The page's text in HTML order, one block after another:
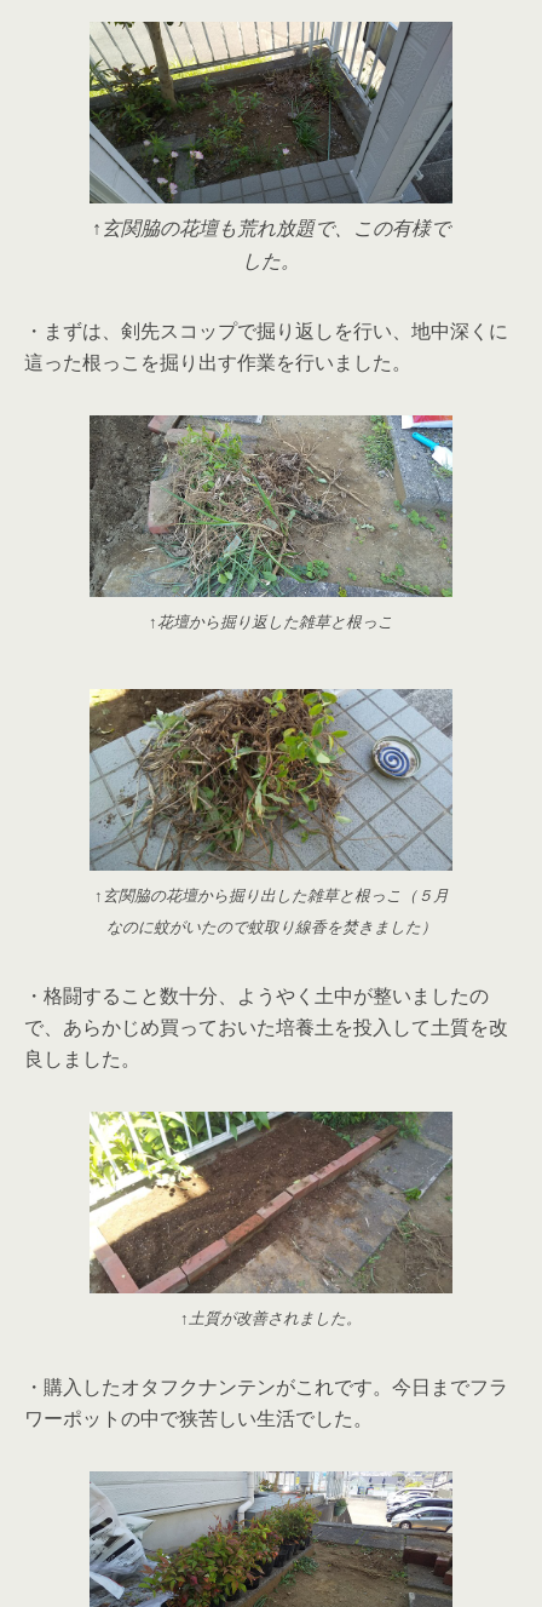
↑玄関脇の花壇も荒れ放題で、この有様で
した。
・まずは、剣先スコップで掘り返しを行い、地中深くに
這った根っこを掘り出す作業を行いました。
↑花壇から掘り返した雑草と根っこ
↑玄関脇の花壇から掘り出した雑草と根っこ（５月
なのに蚊がいたので蚊取り線香を焚きました）
・格闘すること数十分、ようやく土中が整いましたの
で、あらかじめ買っておいた培養土を投入して土質を改
良しました。
↑土質が改善されました。
・購入したオタフクナンテンがこれです。今日までフラ
ワーポットの中で狭苦しい生活でした。